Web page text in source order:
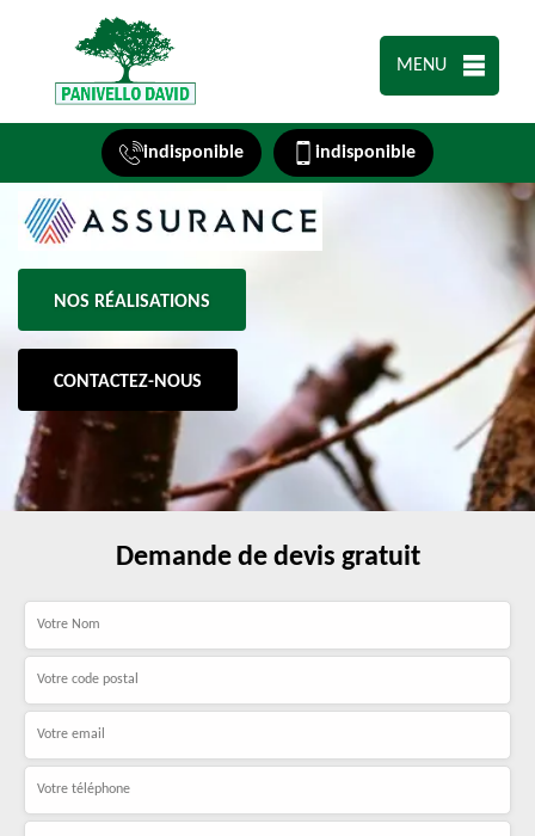
MENU
indisponible indisponible
NOS RÉALISATIONS
CONTACTEZ-NOUS
Demande de devis gratuit